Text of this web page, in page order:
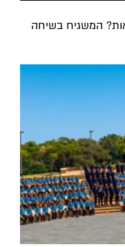
המשגיח בשיחה